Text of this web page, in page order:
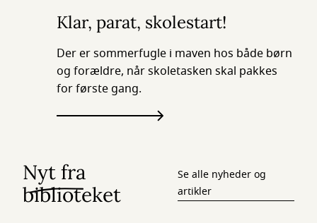
Klar, parat, skolestart!
Der er sommerfugle i maven hos både børn
og forældre, når skoletasken skal pakkes
for første gang.
Nyt fra
biblioteket
Se alle nyheder og
artikler